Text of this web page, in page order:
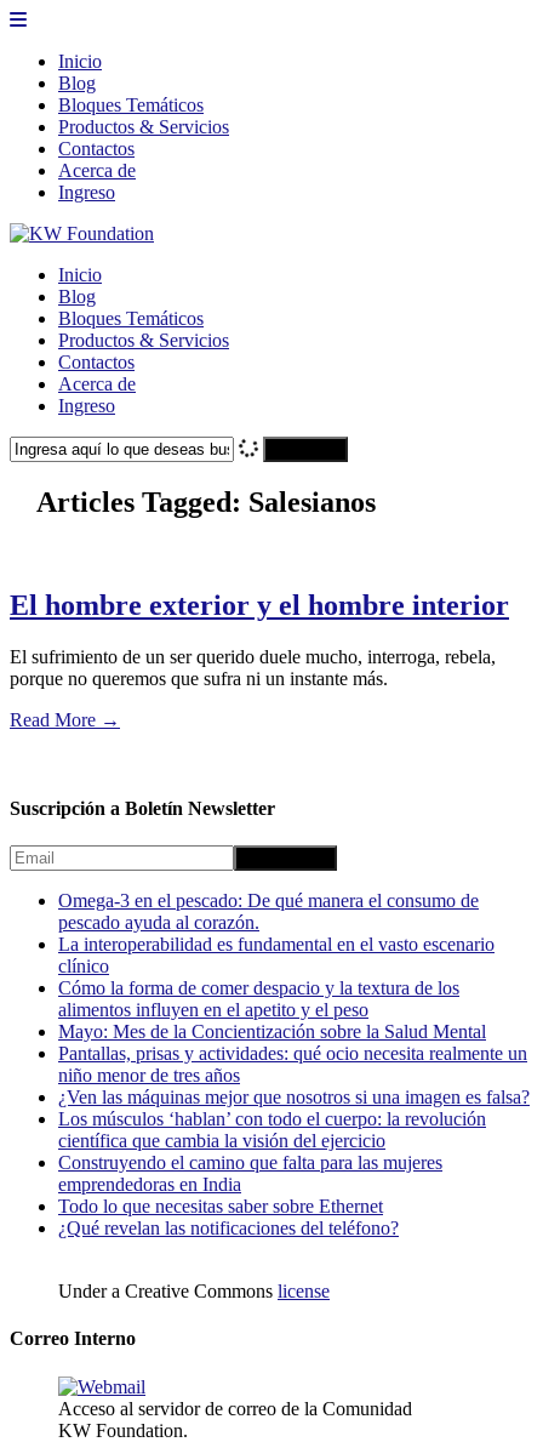
Inicio
Blog
Bloques Temáticos
Productos & Servicios
Contactos
Acerca de
Ingreso
Inicio
Blog
Bloques Temáticos
Productos & Servicios
Contactos
Acerca de
Ingreso
Articles Tagged: Salesianos
El hombre exterior y el hombre interior
El sufrimiento de un ser querido duele mucho, interroga, rebela,
porque no queremos que sufra ni un instante más.
Read More →
Suscripción a Boletín Newsletter
Omega-3 en el pescado: De qué manera el consumo de
pescado ayuda al corazón.
La interoperabilidad es fundamental en el vasto escenario
clínico
Cómo la forma de comer despacio y la textura de los
alimentos influyen en el apetito y el peso
Mayo: Mes de la Concientización sobre la Salud Mental
Pantallas, prisas y actividades: qué ocio necesita realmente un
niño menor de tres años
¿Ven las máquinas mejor que nosotros si una imagen es falsa?
Los músculos ‘hablan’ con todo el cuerpo: la revolución
científica que cambia la visión del ejercicio
Construyendo el camino que falta para las mujeres
emprendedoras en India
Todo lo que necesitas saber sobre Ethernet
¿Qué revelan las notificaciones del teléfono?
Under a Creative Commons license
Correo Interno
Acceso al servidor de correo de la Comunidad
KW Foundation.